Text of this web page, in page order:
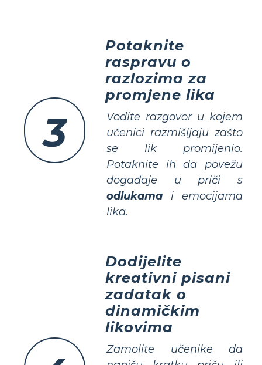
3
Potaknite
raspravu o
razlozima za
promjene lika
Vodite razgovor u kojem
učenici razmišljaju zašto
se lik promijenio.
Potaknite ih da povežu
događaje u priči s
odlukama i emocijama
lika.
Dodijelite
kreativni pisani
zadatak o
dinamičkim
likovima
Zamolite učenike da